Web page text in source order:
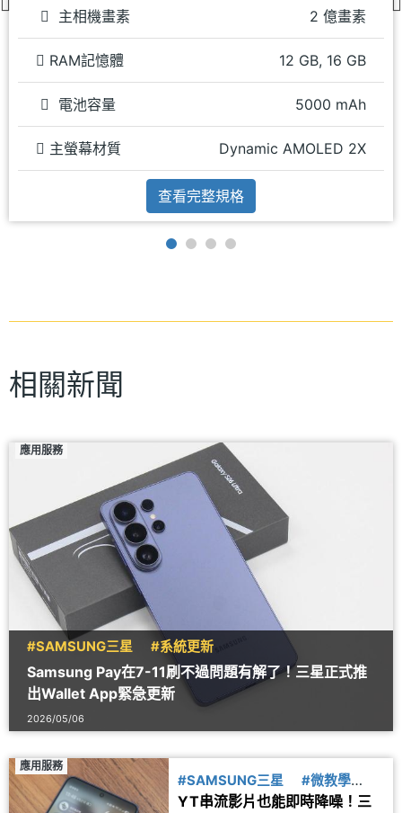
主相機畫素 2 億畫素
RAM記憶體 12 GB, 16 GB
電池容量 5000 mAh
主螢幕材質 Dynamic AMOLED 2X
查看完整規格
相關新聞
應用服務
#SAMSUNG三星 #系統更新
Samsung Pay在7-11刷不過問題有解了！三星正式推
出Wallet App緊急更新
2026/05/06
應用服務
#SAMSUNG三星
#微教學
#S26
YT串流影片也能即時降噪！三